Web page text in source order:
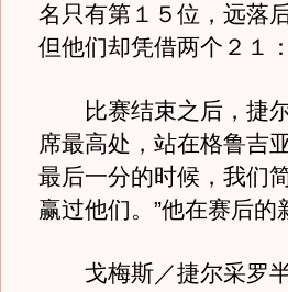
名只有第１５位，远落
但他们却凭借两个２１
比赛结束之后，捷尔
席最高处，站在格鲁吉
最后一分的时候，我们
赢过他们。”他在赛后的
戈梅斯／捷尔采罗半